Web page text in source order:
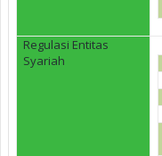
Regulasi Entitas
Syariah